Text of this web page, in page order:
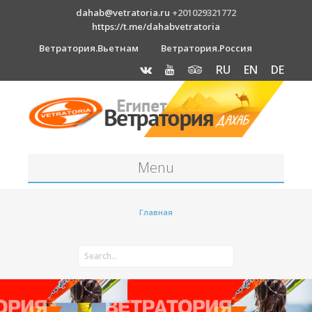
dahab@vetratoria.ru +201029321772
https://t.me/dahabvetratoria
Ветратория.Вьетнам
Ветратория.Россия
RU EN DE
Menu
Как к нам добраться?
Отель Canion
Главная